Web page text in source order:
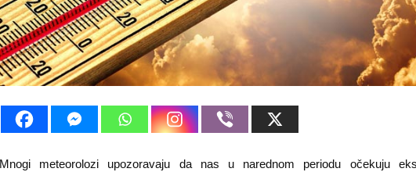
Mnogi meteorolozi upozoravaju da nas u narednom periodu očekuju